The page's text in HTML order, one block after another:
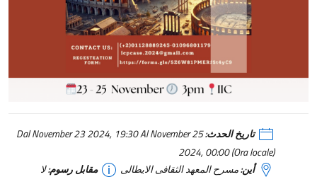
تاريخ الحدث:Dal November 23 2024, 19:30 Al November 25
2024, 00:00 (Ora locale)
أين:مسرح المعهد الثقافى الايطالى مقابل رسوم:لا